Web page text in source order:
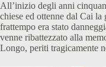
All’inizio degli anni
chiese ed ottenne dal Cai
frattempo era stato
venne ribattezzato alla
Longo, periti tragicamente